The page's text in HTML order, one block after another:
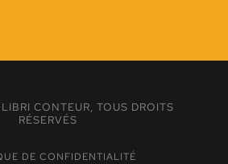
CONTEUR, TOUS DROITS
RÉSERVÉS
DE CONFIDENTIALITÉ